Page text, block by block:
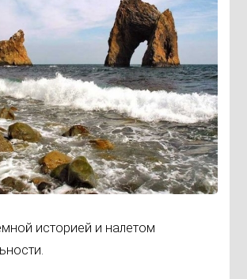
историей и налетом